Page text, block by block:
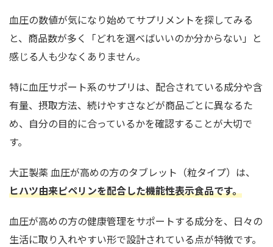
血圧の数値が気になり始めてサプリメントを探してみる
と、商品数が多く「どれを選べばいいのか分からない」と
感じる人も少なくありません。
特に血圧サポート系のサプリは、配合されている成分や含
有量、摂取方法、続けやすさなどが商品ごとに異なるた
め、自分の目的に合っているかを確認することが大切で
す。
大正製薬 血圧が高めの方のタブレット（粒タイプ）は、
ヒハツ由来ピペリンを配合した機能性表示食品です。
血圧が高めの方の健康管理をサポートする成分を、日々の
生活に取り入れやすい形で設計されている点が特徴です。